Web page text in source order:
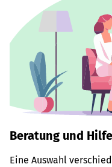
Beratung und Hilfe
Eine Auswahl